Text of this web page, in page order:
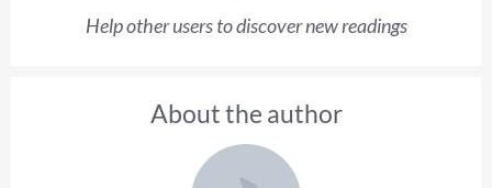
Help other users to discover new readings
About the author